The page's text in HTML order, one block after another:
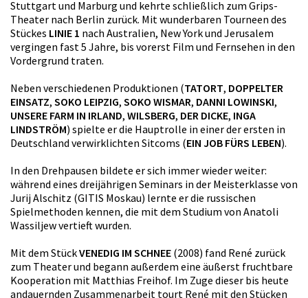
Stuttgart und Marburg und kehrte schließlich zum Grips-
Theater nach Berlin zurück. Mit wunderbaren Tourneen des
Stückes LINIE 1 nach Australien, New York und Jerusalem
vergingen fast 5 Jahre, bis vorerst Film und Fernsehen in den
Vordergrund traten.
Neben verschiedenen Produktionen (TATORT, DOPPELTER
EINSATZ, SOKO LEIPZIG, SOKO WISMAR, DANNI LOWINSKI,
UNSERE FARM IN IRLAND, WILSBERG, DER DICKE, INGA
LINDSTRÖM) spielte er die Hauptrolle in einer der ersten in
Deutschland verwirklichten Sitcoms (EIN JOB FÜRS LEBEN).
In den Drehpausen bildete er sich immer wieder weiter:
während eines dreijährigen Seminars in der Meisterklasse von
Jurij Alschitz (GITIS Moskau) lernte er die russischen
Spielmethoden kennen, die mit dem Studium von Anatoli
Wassiljew vertieft wurden.
Mit dem StückVENEDIG IM SCHNEE (2008) fand René zurück
zum Theater und begann außerdem eine äußerst fruchtbare
Kooperation mit Matthias Freihof. Im Zuge dieser bis heute
andauernden Zusammenarbeit tourt René mit den Stücken